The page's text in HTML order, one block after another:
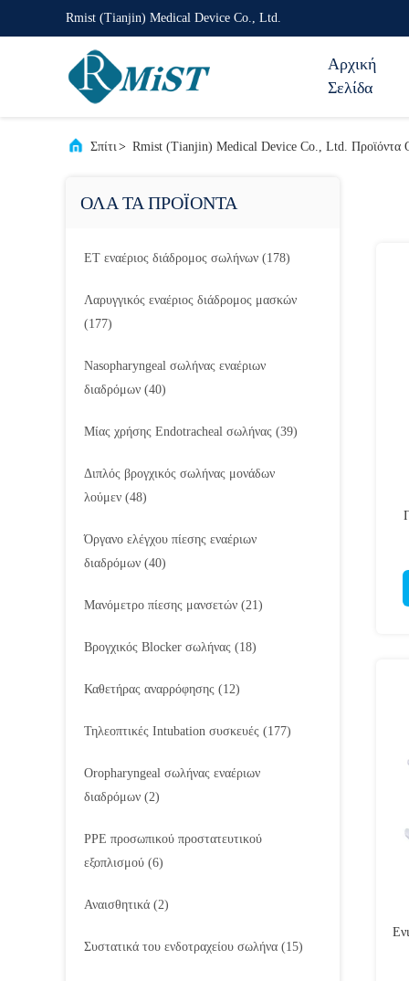
Rmist (Tianjin) Medical Device Co., Ltd.
Αρχική
Σελίδα
Σπίτι> Rmist (Tianjin) Medical Device Co., Ltd. Προϊόντα
ΟΛΑ ΤΑ ΠΡΟΪΟΝΤΑ
ET εναέριος διάδρομος σωλήνων (178)
Λαρυγγικός εναέριος διάδρομος μασκών
(177)
Nasopharyngeal σωλήνας εναέριων
διαδρόμων (40)
Μίας χρήσης Endotracheal σωλήνας (39)
Διπλός βρογχικός σωλήνας μονάδων
λούμεν (48)
Όργανο ελέγχου πίεσης εναέριων
διαδρόμων (40)
Μανόμετρο πίεσης μανσετών (21)
Βρογχικός Blocker σωλήνας (18)
Καθετήρας αναρρόφησης (12)
Τηλεοπτικές Intubation συσκευές (177)
Oropharyngeal σωλήνας εναέριων
διαδρόμων (2)
PPE προσωπικού προστατευτικού
εξοπλισμού (6)
Αναισθητικά (2)
Συστατικά του ενδοτραχείου σωλήνα (15)